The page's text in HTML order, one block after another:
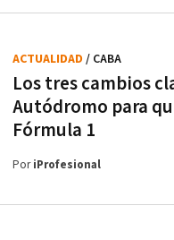
Los tres cambios
Autódromo para
Fórmula 1
ACTUALIDAD / CABA
PoriProfesional